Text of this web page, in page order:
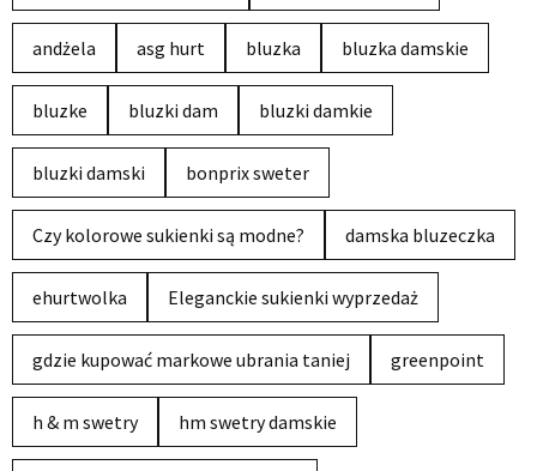
andżela asg hurt bluzka bluzka damskie
bluzke bluzki dam bluzki damkie
bluzki damski bonprix sweter
Czy kolorowe sukienki są modne? damska bluzeczka
ehurtwolka Eleganckie sukienki wyprzedaż
gdzie kupować markowe ubrania taniej greenpoint
h & m swetry hm swetry damskie